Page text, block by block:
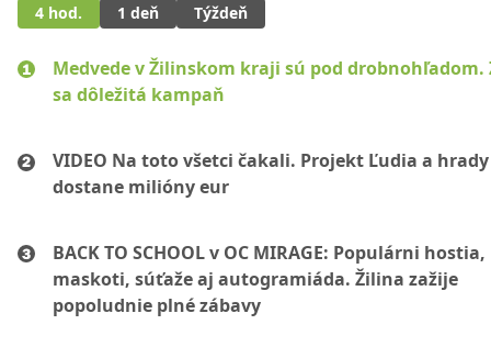
4 hod. 1 deň Týždeň
Medvede v Žilinskom kraji sú pod drobnohľadom.
sa dôležitá kampaň
VIDEO Na toto všetci čakali. Projekt Ľudia a hrady
dostane milióny eur
BACK TO SCHOOL v OC MIRAGE: Populárni
maskoti, súťaže aj autogramiáda. Žilina zažije
popoludnie plné zábavy